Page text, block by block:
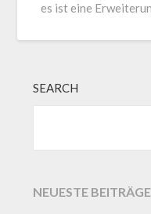
es ist eine
SEARCH
NEUESTE BEITRÄGE